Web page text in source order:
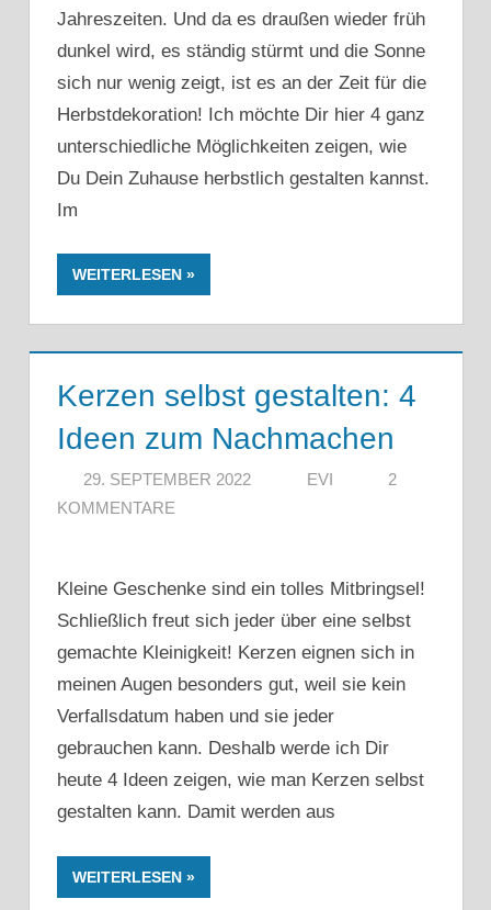
Jahreszeiten. Und da es draußen wieder früh
dunkel wird, es ständig stürmt und die Sonne
sich nur wenig zeigt, ist es an der Zeit für die
Herbstdekoration! Ich möchte Dir hier 4 ganz
unterschiedliche Möglichkeiten zeigen, wie
Du Dein Zuhause herbstlich gestalten kannst.
Im
WEITERLESEN
Kerzen selbst gestalten: 4
Ideen zum Nachmachen
29. SEPTEMBER 2022 EVI
2
KOMMENTARE
Kleine Geschenke sind ein tolles Mitbringsel!
Schließlich freut sich jeder über eine selbst
gemachte Kleinigkeit! Kerzen eignen sich in
meinen Augen besonders gut, weil sie kein
Verfallsdatum haben und sie jeder
gebrauchen kann. Deshalb werde ich Dir
heute 4 Ideen zeigen, wie man Kerzen selbst
gestalten kann. Damit werden aus
WEITERLESEN